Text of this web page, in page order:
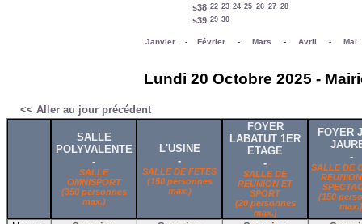
s38 22 23 24 25 26 27 28
s39 29 30
Janvier- Février- Mars - Avril - Mai
Lundi 20 Octobre 2025 -
<< Aller au jour précédent
SALLE
POLYVALENTE
-
SALLE
OMNISPORT
(350 personnes
max.)
L'USINE
-
SALLE DE FETES
(150 personnes
max.)
FOYER
LABATUT 1ER
ETAGE
-
SALLE DE
REUNION ET
SPORT
(20 personnes
max.)
FOYER
-
SALLE DE
(150
max.)